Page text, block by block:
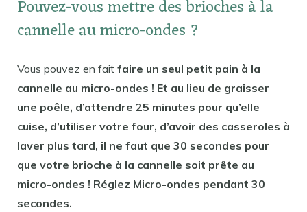
Pouvez-vous mettre des brioches à la
cannelle au micro-ondes ?
Vous pouvez en fait faire un seul petit pain à la
cannelle au micro-ondes ! Et au lieu de graisser
une poêle, d’attendre 25 minutes pour qu’elle
cuise, d’utiliser votre four, d’avoir des casseroles à
laver plus tard, il ne faut que 30 secondes pour
que votre brioche à la cannelle soit prête au
micro-ondes ! Réglez Micro-ondes pendant 30
secondes.